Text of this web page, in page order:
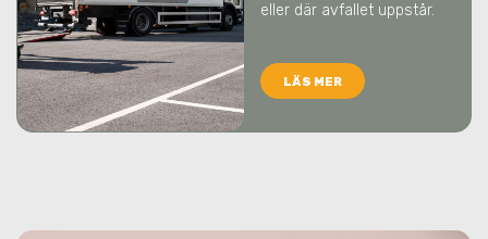
eller där avfallet uppstår.
LÄS MER